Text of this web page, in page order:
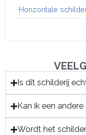
Horizontale
Is dit schilderij
Kan ik een
Wordt het